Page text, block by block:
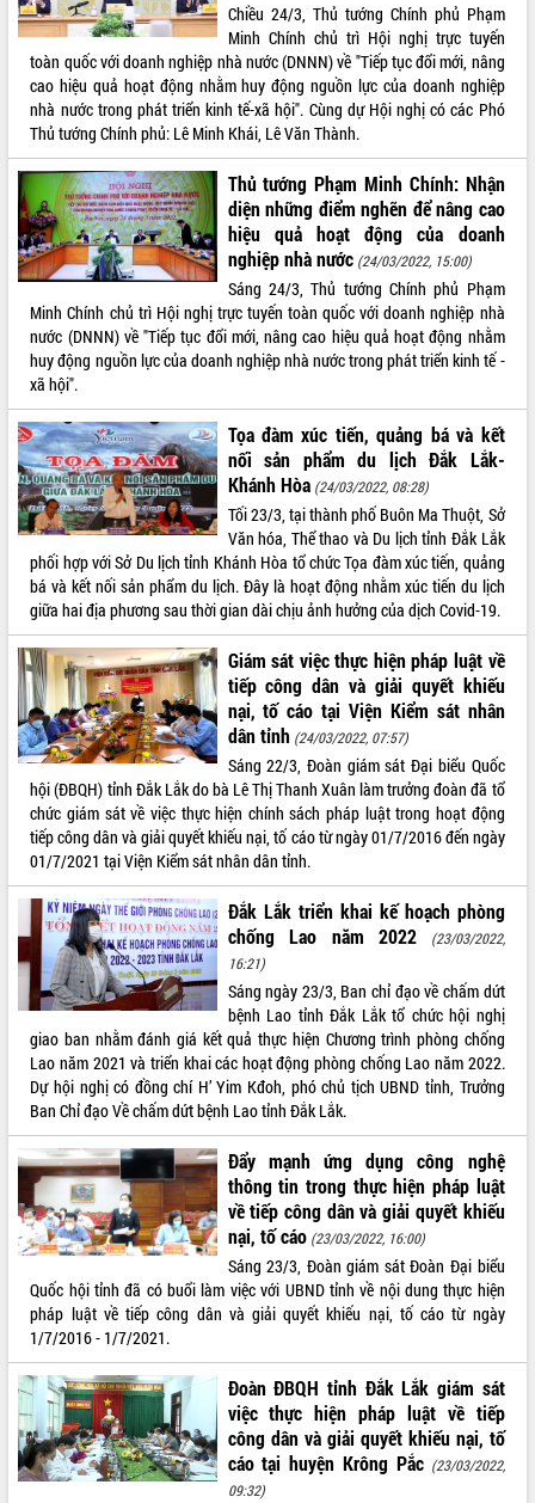
Lễ truy tặng danh hiệu “Bà Mẹ Việt
Nam Anh hùng” và trao Huân chương
Lao động
UBND tỉnh Đắk Lắk triển khai nhiệm
vụ 6 tháng cuối năm 2026
Kỳ họp thứ Hai, Hội đồng nhân dân
tỉnh khóa XI quyết nghị nhiều nội dung
quan trọng
Bí thư Tỉnh ủy Lương Nguyễn Minh
Triết thăm, tặng quà người có công với
cách mạng
Rà soát, hoàn thiện hệ thống thiết chế
văn hóa, thể thao đáp ứng yêu cầu
phát triển mới
Thường trực HĐND tỉnh Đắk Lắk gặp
mặt Đoàn chuyên gia y tế TP. Hồ Chí
Minh
Lễ truy điệu và an táng hài cốt liệt sĩ
tại Nghĩa trang Liệt sĩ xã Sơn Hòa
Bàn giải pháp tháo gỡ khó khăn trong
xuất khẩu sầu riêng và triển khai quy
định EUDR
Thứ trưởng Bộ Nông nghiệp và Môi
trường Nguyễn Hoàng Hiệp khảo sát
vùng trồng và doanh nghiệp đóng gói
sầu riêng tại Đắk Lắk
Trình diễn nghệ thuật chế biến các
món ăn từ sầu riêng
Đắk Lắk công bố Quy hoạch và xúc
tiến đầu tư tỉnh
Ngành cá ngừ Đắk Lắk chủ động thích
ứng để giữ vững thị trường xuất khẩu
Diễn đàn Kinh tế tư nhân Việt Nam đột
phá cơ chế - Hợp tác công tư
Đề án 06 tạo bước ngoặt đột phá trong
cải cách hành chính tỉnh Đắk Lắk
Kết nối tour, đẩy mạnh chuyển đổi số
để phát triển du lịch Đắk Lắk
Khởi động Dự án Đầu tư xây dựng hạ
tầng kỹ thuật Cụm công nghiệp Tân
Tiến
Gặp mặt các cơ quan báo chí nhân Kỷ
niệm 101 năm Ngày Báo chí Cách
mạng Việt Nam
Đắk Lắk sơ kết 4 năm triển khai thực
hiện Đề án 06 của Chính phủ
Họp báo thông tin về Hội nghị Công bố
Quy hoạch và Xúc tiến đầu tư tỉnh Đắk
Lắk
ALBUM ẢNH
LIÊN KẾT WEB
THỐNG KÊ TRUY CẬP
Hôm nay: 3475
Tất cả: 66016215
Chiều 24/3, Thủ tướng Chính phủ Phạm
Minh Chính chủ trì Hội nghị trực tuyến
toàn quốc với doanh nghiệp nhà nước (DNNN) về "Tiếp tục đổi mới, nâng
cao hiệu quả hoạt động nhằm huy động nguồn lực của doanh nghiệp
nhà nước trong phát triển kinh tế-xã hội". Cùng dự Hội nghị có các Phó
Thủ tướng Chính phủ: Lê Minh Khái, Lê Văn Thành.
Thủ tướng Phạm Minh Chính: Nhận
diện những điểm nghẽn để nâng cao
hiệu quả hoạt động của doanh
nghiệp nhà nước (24/03/2022, 15:00)
Sáng 24/3, Thủ tướng Chính phủ Phạm
Minh Chính chủ trì Hội nghị trực tuyến toàn quốc với doanh nghiệp nhà
nước (DNNN) về "Tiếp tục đổi mới, nâng cao hiệu quả hoạt động nhằm
huy động nguồn lực của doanh nghiệp nhà nước trong phát triển kinh tế -
xã hội".
Tọa đàm xúc tiến, quảng bá và kết
nối sản phẩm du lịch Đắk Lắk-
Khánh Hòa (24/03/2022, 08:28)
Tối 23/3, tại thành phố Buôn Ma Thuột, Sở
Văn hóa, Thể thao và Du lịch tỉnh Đắk Lắk
phối hợp với Sở Du lịch tỉnh Khánh Hòa tổ chức Tọa đàm xúc tiến, quảng
bá và kết nối sản phẩm du lịch. Đây là hoạt động nhằm xúc tiến du lịch
giữa hai địa phương sau thời gian dài chịu ảnh hưởng của dịch Covid-19.
Giám sát việc thực hiện pháp luật về
tiếp công dân và giải quyết khiếu
nại, tố cáo tại Viện Kiểm sát nhân
dân tỉnh (24/03/2022, 07:57)
Sáng 22/3, Đoàn giám sát Đại biểu Quốc
hội (ĐBQH) tỉnh Đắk Lắk do bà Lê Thị Thanh Xuân làm trưởng đoàn đã tổ
chức giám sát về việc thực hiện chính sách pháp luật trong hoạt động
tiếp công dân và giải quyết khiếu nại, tố cáo từ ngày 01/7/2016 đến ngày
01/7/2021 tại Viện Kiểm sát nhân dân tỉnh.
Đắk Lắk triển khai kế hoạch phòng
chống Lao năm 2022
(23/03/2022,
16:21)
Sáng ngày 23/3, Ban chỉ đạo về chấm dứt
bệnh Lao tỉnh Đắk Lắk tổ chức hội nghị
giao ban nhằm đánh giá kết quả thực hiện Chương trình phòng chống
Lao năm 2021 và triển khai các hoạt động phòng chống Lao năm 2022.
Dự hội nghị có đồng chí H’ Yim Kđoh, phó chủ tịch UBND tỉnh, Trưởng
Ban Chỉ đạo Về chấm dứt bệnh Lao tỉnh Đắk Lắk.
Đẩy mạnh ứng dụng công nghệ
thông tin trong thực hiện pháp luật
về tiếp công dân và giải quyết khiếu
nại, tố cáo (23/03/2022, 16:00)
Sáng 23/3, Đoàn giám sát Đoàn Đại biểu
Quốc hội tỉnh đã có buổi làm việc với UBND tỉnh về nội dung thực hiện
pháp luật về tiếp công dân và giải quyết khiếu nại, tố cáo từ ngày
1/7/2016 - 1/7/2021.
Đoàn ĐBQH tỉnh Đắk Lắk giám sát
việc thực hiện pháp luật về tiếp
công dân và giải quyết khiếu nại, tố
cáo tại huyện Krông Pắc (23/03/2022,
09:32)